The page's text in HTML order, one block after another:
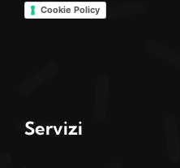
Cookie Policy
Servizi